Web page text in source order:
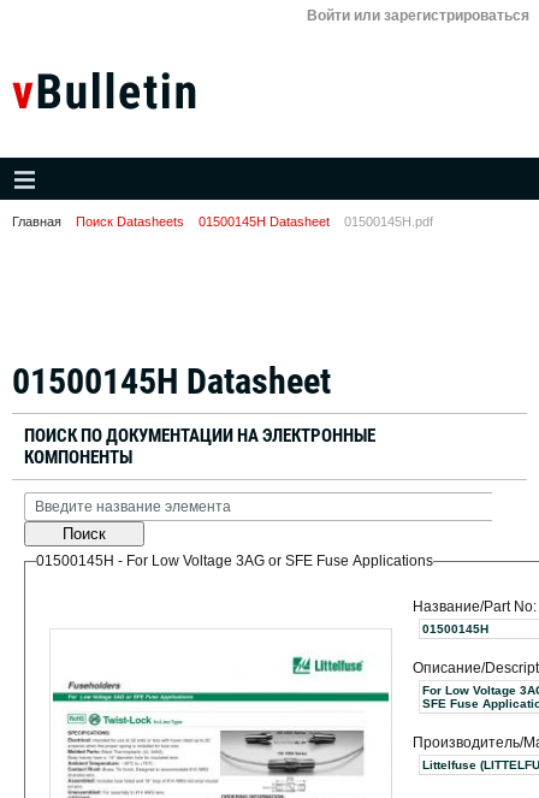
Войти или зарегистрироваться
Главная Поиск Datasheets 01500145H Datasheet 01500145H.pdf
01500145H Datasheet
ПОИСК ПО ДОКУМЕНТАЦИИ НА ЭЛЕКТРОННЫЕ
КОМПОНЕНТЫ
Поиск
01500145H - For Low Voltage 3AG or SFE Fuse Applications
Название/Part No:
01500145H
Описание/
For Low Voltage
SFE Fuse
Производитель/
Littelfuse